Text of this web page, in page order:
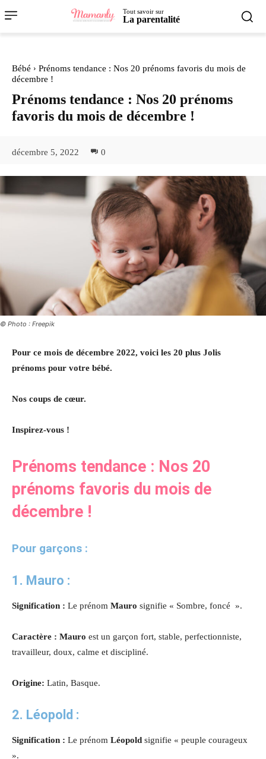
Tout savoir sur
La parentalité
Bébé
Prénoms tendance : Nos 20 prénoms favoris du mois de
décembre !
Prénoms tendance : Nos 20 prénoms
favoris du mois de décembre !
décembre 5, 2022 0
© Photo : Freepik
Pour ce mois de décembre 2022, voici les 20 plus Jolis
prénoms pour votre bébé.
Nos coups de cœur.
Inspirez-vous !
Prénoms tendance : Nos 20
prénoms favoris du mois de
décembre !
Pour garçons :
1. Mauro :
Signification : Le prénom Mauro signifie « Sombre, foncé ».
Caractère : Mauro est un garçon fort, stable, perfectionniste,
travailleur, doux, calme et discipliné.
Origine: Latin, Basque.
2. Léopold :
Signification : Le prénom Léopold signifie « peuple courageux
».